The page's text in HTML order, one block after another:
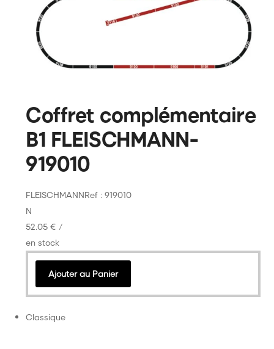
Coffret complémentaire
B1 FLEISCHMANN-
919010
FLEISCHMANNRef : 919010
N
52.05 € /
en stock
Ajouter au Panier
Classique